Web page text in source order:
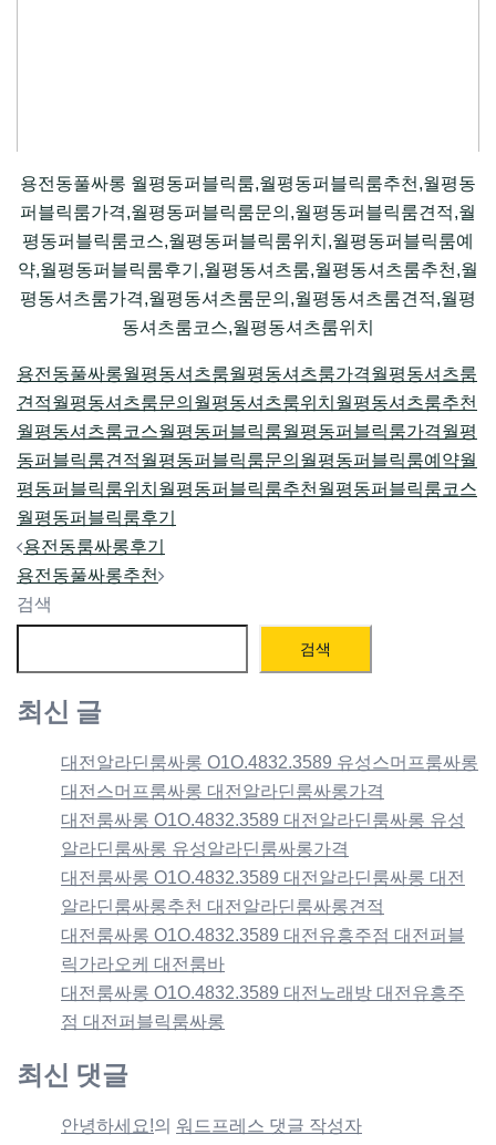
용전동풀싸롱 월평동퍼블릭룸,월평동퍼블릭룸추천,월평동
퍼블릭룸가격,월평동퍼블릭룸문의,월평동퍼블릭룸견적,월
평동퍼블릭룸코스,월평동퍼블릭룸위치,월평동퍼블릭룸예
약,월평동퍼블릭룸후기,월평동셔츠룸,월평동셔츠룸추천,월
평동셔츠룸가격,월평동셔츠룸문의,월평동셔츠룸견적,월평
동셔츠룸코스,월평동셔츠룸위치
용전동풀싸롱월평동셔츠룸월평동셔츠룸가격월평동셔츠룸
견적월평동셔츠룸문의 월평동셔츠룸위치 월평동셔츠룸추천
월평동셔츠룸코스월평동퍼블릭룸월평동퍼블릭룸가격월평
동퍼블릭룸견적월평동퍼블릭룸문의 월평동퍼블릭룸예약월
평동퍼블릭룸위치 월평동퍼블릭룸추천 월평동퍼블릭룸코스
월평동퍼블릭룸후기
Post
navigation
용전동룸싸롱후기
용전동풀싸롱추천
검색
검색
최신 글
대전알라딘룸싸롱 O1O.4832.3589 유성스머프룸싸롱
대전스머프룸싸롱 대전알라딘룸싸롱가격
대전룸싸롱 O1O.4832.3589 대전알라딘룸싸롱 유성
알라딘룸싸롱 유성알라딘룸싸롱가격
대전룸싸롱 O1O.4832.3589 대전알라딘룸싸롱 대전
알라딘룸싸롱추천 대전알라딘룸싸롱견적
대전룸싸롱 O1O.4832.3589 대전유흥주점 대전퍼블
릭가라오케 대전룸바
대전룸싸롱 O1O.4832.3589 대전노래방 대전유흥주
점 대전퍼블릭룸싸롱
최신 댓글
안녕하세요!의 워드프레스 댓글 작성자